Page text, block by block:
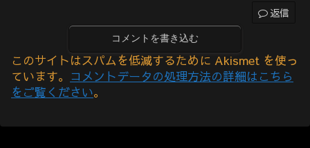
返信
コメントを書き込む
このサイトはスパムを低減するために Akismet を使っ
ています。 コメントデータの処理方法の詳細はこちら
をご覧ください。